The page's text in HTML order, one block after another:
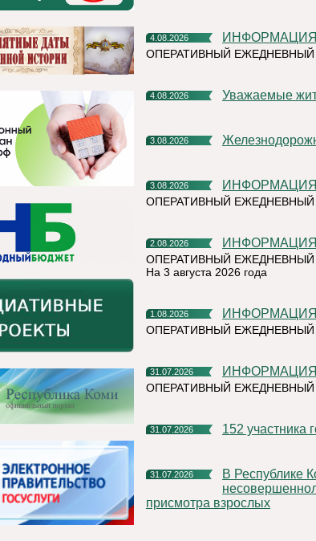
4.08.2026
ОПЕРАТИВНЫЙ
4.08.2026 Уважаемые
3.08.2026
3.08.2026
ОПЕРАТИВНЫЙ
2.08.2026
ОПЕРАТИВНЫЙ
На 3 августа 2026 года
1.08.2026
ОПЕРАТИВНЫЙ
31.07.2026
ОПЕРАТИВНЫЙ
31.07.2026 152
31.07.2026
В Республике Коми участились случаи нахождения и купания
присмотра взрослых